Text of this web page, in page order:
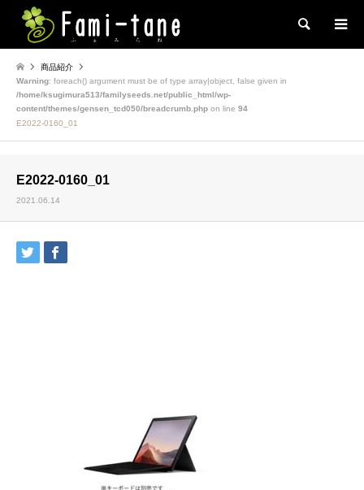
検索
商品紹介
Warning: foreach() argument must be of type array|object, false given in
/home/ksugimura513/familyseeds.net/public_html/wp-
content/themes/gensen_tcd050/breadcrumb.php on line 94
E2022-0160_01
E2022-0160_01
2021.06.14